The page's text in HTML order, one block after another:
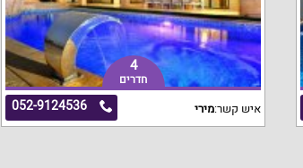
4
חדרים
052-9124536 איש קשר:מירי